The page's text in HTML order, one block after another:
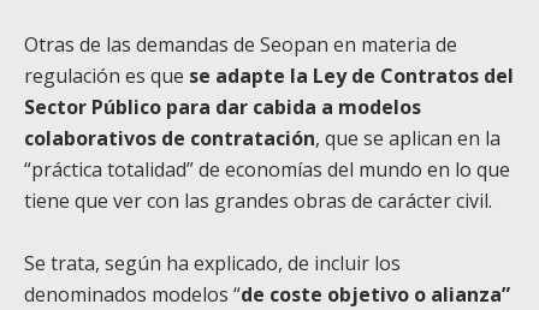
Otras de las demandas de Seopan en materia de
regulación es que se adapte la Ley de Contratos del
Sector Público para dar cabida a modelos
colaborativos de contratación, que se aplican en la
“práctica totalidad” de economías del mundo en lo que
tiene que ver con las grandes obras de carácter civil.
Se trata, según ha explicado, de incluir los
denominados modelos “de coste objetivo o alianza”